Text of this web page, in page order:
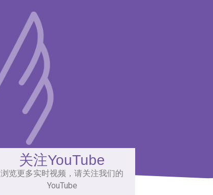
关注YouTube
浏览更多实时视频，请关注我们的
YouTube